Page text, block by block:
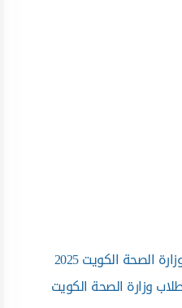
الصحة الكويت 2025
وزارة الصحة الكويت